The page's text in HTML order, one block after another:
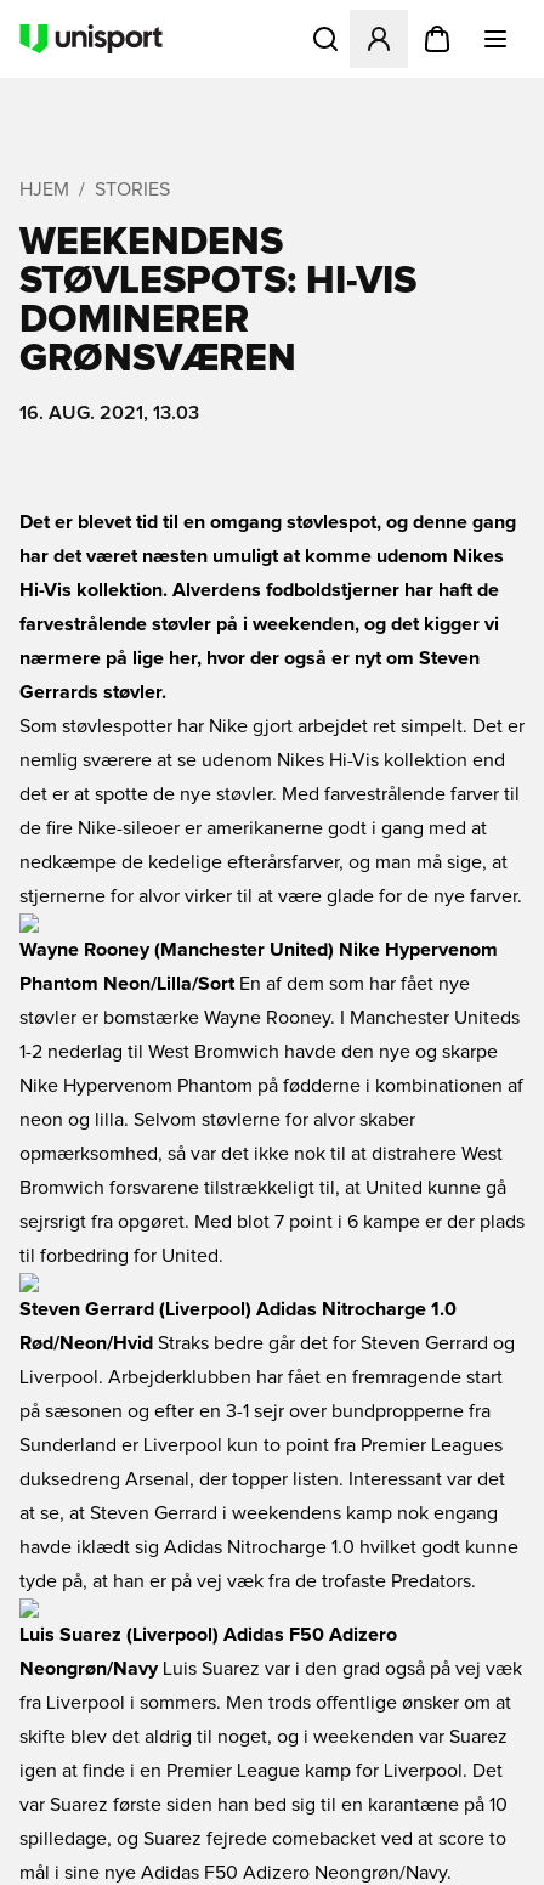
Åbner en Modal til at
HJEM STORIES
WEEKENDENS
STØVLESPOTS: HI-VIS
DOMINERER
GRØNSVÆREN
16. AUG. 2021, 13.03
Det er blevet tid til en omgang støvlespot, og denne gang
har det været næsten umuligt at komme udenom Nikes
Hi-Vis kollektion. Alverdens fodboldstjerner har haft de
farvestrålende støvler på i weekenden, og det kigger vi
nærmere på lige her, hvor der også er nyt om Steven
Gerrards støvler.
Som støvlespotter har Nike gjort arbejdet ret simpelt. Det er
nemlig sværere at se udenom Nikes Hi-Vis kollektion end
det er at spotte de nye støvler. Med farvestrålende farver til
de fire Nike-sileoer er amerikanerne godt i gang med at
nedkæmpe de kedelige efterårsfarver, og man må sige, at
stjernerne for alvor virker til at være glade for de nye farver.
Wayne Rooney (Manchester United) Nike Hypervenom
Phantom Neon/Lilla/Sort En af dem som har fået nye
støvler er bomstærke Wayne Rooney. I Manchester Uniteds
1-2 nederlag til West Bromwich havde den nye og skarpe
Nike Hypervenom Phantom på fødderne i kombinationen af
neon og lilla. Selvom støvlerne for alvor skaber
opmærksomhed, så var det ikke nok til at distrahere West
Bromwich forsvarene tilstrækkeligt til, at United kunne gå
sejrsrigt fra opgøret. Med blot 7 point i 6 kampe er der plads
til forbedring for United.
Steven Gerrard (Liverpool) Adidas Nitrocharge 1.0
Rød/Neon/Hvid Straks bedre går det for Steven Gerrard og
Liverpool. Arbejderklubben har fået en fremragende start
på sæsonen og efter en 3-1 sejr over bundpropperne fra
Sunderland er Liverpool kun to point fra Premier Leagues
duksedreng Arsenal, der topper listen. Interessant var det
at se, at Steven Gerrard i weekendens kamp nok engang
havde iklædt sig Adidas Nitrocharge 1.0 hvilket godt kunne
tyde på, at han er på vej væk fra de trofaste Predators.
Luis Suarez (Liverpool) Adidas F50 Adizero
Neongrøn/NavyLuis Suarez var i den grad også på vej væk
fra Liverpool i sommers. Men trods offentlige ønsker om at
skifte blev det aldrig til noget, og i weekenden var Suarez
igen at finde i en Premier League kamp for Liverpool. Det
var Suarez første siden han bed sig til en karantæne på 10
spilledage, og Suarez fejrede comebacket ved at score to
mål i sine nye Adidas F50 Adizero Neongrøn/Navy.